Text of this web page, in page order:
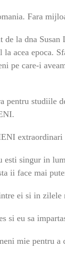
Fara
de la dna
la acea epoca.
pe care-i
pentru
esti singur in
ii face mai
ei si in zilele
si eu sa
mie pentru